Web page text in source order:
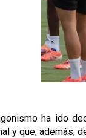
ha ido
y que, además,